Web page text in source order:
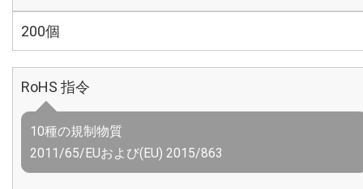
200個
RoHS 指令
10種の規制物質
2011/65/EUおよび(EU) 2015/863